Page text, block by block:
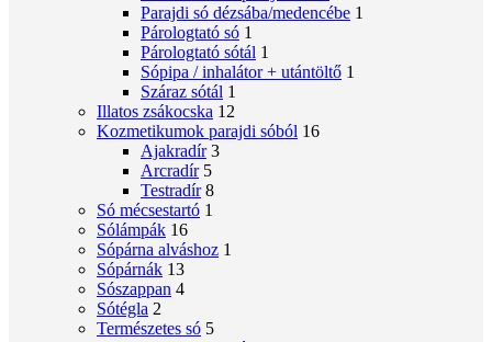
Parajdi só dézsába/medencébe 1
Párologtató só 1
Párologtató sótál 1
Sópipa / inhalátor + utántöltő 1
Száraz sótál 1
Illatos zsákocska 12
Kozmetikumok parajdi sóból 16
Ajakradír 3
Arcradír 5
Testradír 8
Só mécsestartó 1
Sólámpák 16
Sópárna alváshoz 1
Sópárnák 13
Sószappan 4
Sótégla 2
Természetes só 5